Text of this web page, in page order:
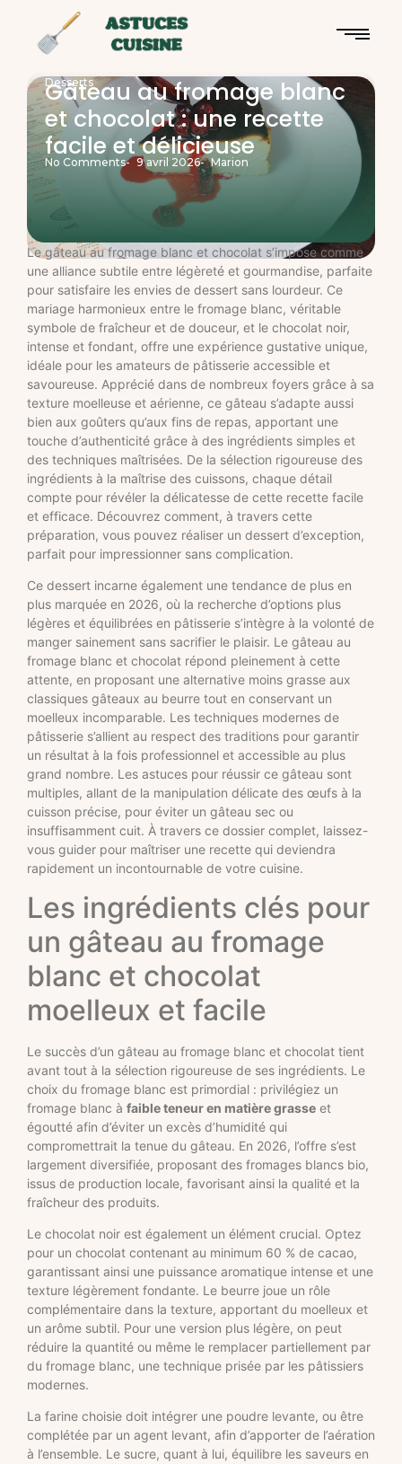
Desserts
Gâteau au fromage blanc
et chocolat : une recette
facile et délicieuse
No Comments- 9 avril 2026- Marion
Le gâteau au fromage blanc et chocolat s’impose comme
une alliance subtile entre légèreté et gourmandise, parfaite
pour satisfaire les envies de dessert sans lourdeur. Ce
mariage harmonieux entre le fromage blanc, véritable
symbole de fraîcheur et de douceur, et le chocolat noir,
intense et fondant, offre une expérience gustative unique,
idéale pour les amateurs de pâtisserie accessible et
savoureuse. Apprécié dans de nombreux foyers grâce à sa
texture moelleuse et aérienne, ce gâteau s’adapte aussi
bien aux goûters qu’aux fins de repas, apportant une
touche d’authenticité grâce à des ingrédients simples et
des techniques maîtrisées. De la sélection rigoureuse des
ingrédients à la maîtrise des cuissons, chaque détail
compte pour révéler la délicatesse de cette recette facile
et efficace. Découvrez comment, à travers cette
préparation, vous pouvez réaliser un dessert d’exception,
parfait pour impressionner sans complication.
Ce dessert incarne également une tendance de plus en
plus marquée en 2026, où la recherche d’options plus
légères et équilibrées en pâtisserie s’intègre à la volonté de
manger sainement sans sacrifier le plaisir. Le gâteau au
fromage blanc et chocolat répond pleinement à cette
attente, en proposant une alternative moins grasse aux
classiques gâteaux au beurre tout en conservant un
moelleux incomparable. Les techniques modernes de
pâtisserie s’allient au respect des traditions pour garantir
un résultat à la fois professionnel et accessible au plus
grand nombre. Les astuces pour réussir ce gâteau sont
multiples, allant de la manipulation délicate des œufs à la
cuisson précise, pour éviter un gâteau sec ou
insuffisamment cuit. À travers ce dossier complet, laissez-
vous guider pour maîtriser une recette qui deviendra
rapidement un incontournable de votre cuisine.
Les ingrédients clés pour
un gâteau au fromage
blanc et chocolat
moelleux et facile
Le succès d’un gâteau au fromage blanc et chocolat tient
avant tout à la sélection rigoureuse de ses ingrédients. Le
choix du fromage blanc est primordial : privilégiez un
fromage blanc à faible teneur en matière grasse et
égoutté afin d’éviter un excès d’humidité qui
compromettrait la tenue du gâteau. En 2026, l’offre s’est
largement diversifiée, proposant des fromages blancs bio,
issus de production locale, favorisant ainsi la qualité et la
fraîcheur des produits.
Le chocolat noir est également un élément crucial. Optez
pour un chocolat contenant au minimum 60 % de cacao,
garantissant ainsi une puissance aromatique intense et une
texture légèrement fondante. Le beurre joue un rôle
complémentaire dans la texture, apportant du moelleux et
un arôme subtil. Pour une version plus légère, on peut
réduire la quantité ou même le remplacer partiellement par
du fromage blanc, une technique prisée par les pâtissiers
modernes.
La farine choisie doit intégrer une poudre levante, ou être
complétée par un agent levant, afin d’apporter de l’aération
à l’ensemble. Le sucre, quant à lui, équilibre les saveurs en